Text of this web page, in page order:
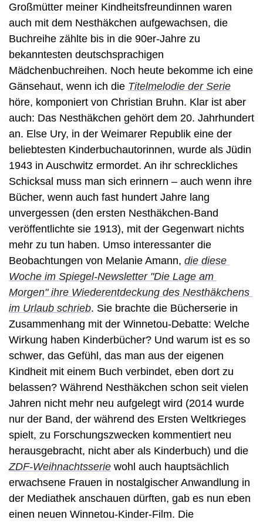
Großmütter meiner Kindheitsfreundinnen waren
auch mit dem Nesthäkchen aufgewachsen, die
Buchreihe zählte bis in die 90er-Jahre zu
bekanntesten deutschsprachigen
Mädchenbuchreihen. Noch heute bekomme ich eine
Gänsehaut, wenn ich die Titelmelodie der Serie
höre, komponiert von Christian Bruhn. Klar ist aber
auch: Das Nesthäkchen gehört dem 20. Jahrhundert
an. Else Ury, in der Weimarer Republik eine der
beliebtesten Kinderbuchautorinnen, wurde als Jüdin
1943 in Auschwitz ermordet. An ihr schreckliches
Schicksal muss man sich erinnern – auch wenn ihre
Bücher, wenn auch fast hundert Jahre lang
unvergessen (den ersten Nesthäkchen-Band
veröffentlichte sie 1913), mit der Gegenwart nichts
mehr zu tun haben. Umso interessanter die
Beobachtungen von Melanie Amann, die diese
Woche im Spiegel-Newsletter "Die Lage am
Morgen" ihre Wiederentdeckung des Nesthäkchens
im Urlaub schrieb. Sie brachte die Bücherserie in
Zusammenhang mit der Winnetou-Debatte: Welche
Wirkung haben Kinderbücher? Und warum ist es so
schwer, das Gefühl, das man aus der eigenen
Kindheit mit einem Buch verbindet, eben dort zu
belassen? Während Nesthäkchen schon seit vielen
Jahren nicht mehr neu aufgelegt wird (2014 wurde
nur der Band, der während des Ersten Weltkrieges
spielt, zu Forschungszwecken kommentiert neu
ZDF-Weihnachtsserie wohl auch hauptsächlich
erwachsene Frauen in nostalgischer Anwandlung in
der Mediathek anschauen dürften, gab es nun eben
einen neuen Winnetou-Kinder-Film. Die